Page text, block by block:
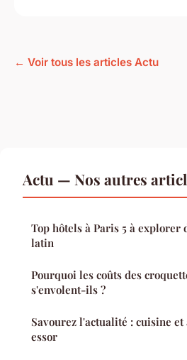
← Voir tous les articles Actu
Actu — Nos autres
Top hôtels à Paris 5 à
latin
Pourquoi les coûts des
s'envolent-ils ?
Savourez l'actualité : cuisine
essor